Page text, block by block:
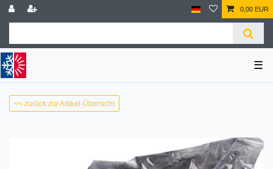
0,00 EUR
☰
<< zurück zur Artikel-Übersicht